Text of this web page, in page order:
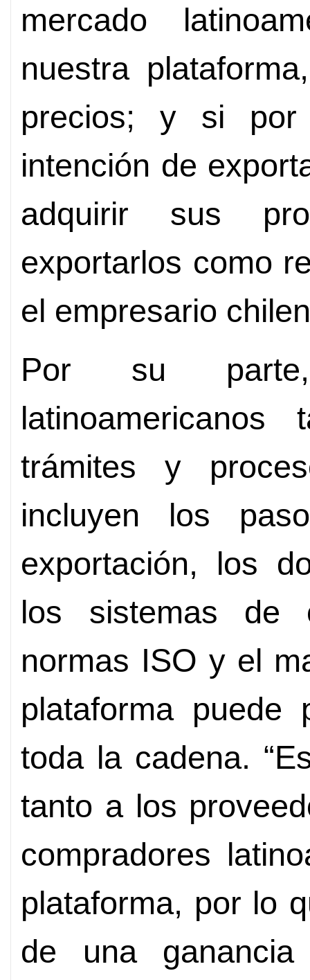
mercado
nuestra
precios; y si
intención de
adquirir sus
exportarlos como
el empresario
Por su parte,
latinoamericanos
trámites y
incluyen los
exportación, los
los sistemas de
normas ISO y el
plataforma puede
toda la cadena.
tanto a los
compradores
plataforma, por lo
de una